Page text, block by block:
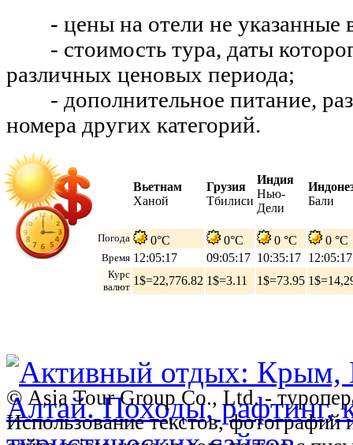
- цены на отели не указанные
- стоимость тура, даты
различных ценовых периода;
- дополнительное питание,
номера других категорий.
Вьетнам
Ханой
Грузия
Тбилиси
Индия
Нью-
Дели
Бали
Погода 0°C 0°C 0 °C 0 °C
Время 12:05:18 09:05:18 10:35:18 12:05:18
Курс
валют 1$=22,776.82 1$=3.11 1$=73.95
© Asia Tour Group Co., Ltd. -
Использование текстов,